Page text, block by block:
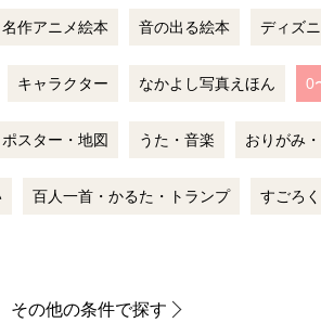
名作アニメ絵本 音の出る絵本 ディズ
キャラクター なかよし写真えほん 0
ポスター・地図 うた・音楽 おりがみ
百人一首・かるた・トランプ すごろく
その他の条件で探す